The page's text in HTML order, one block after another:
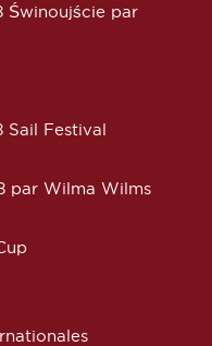
Świnoujście par
Sail Festival
par Wilma Wilms